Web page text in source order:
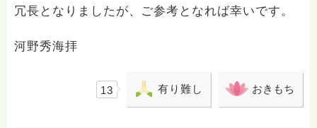
冗長となりましたが、ご参考となれば幸いです。
河野秀海拝
13 有り難し おきもち